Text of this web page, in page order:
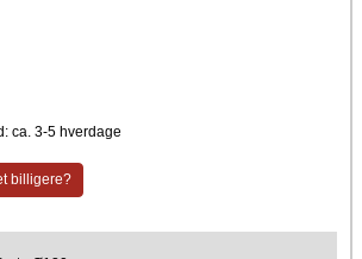
ca. 3-5 hverdage
billigere?